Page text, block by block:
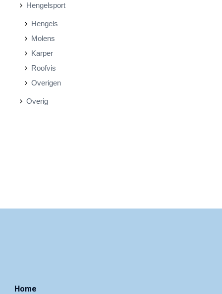
Hengelsport
Hengels
Molens
Karper
Roofvis
Overigen
Overig
Home